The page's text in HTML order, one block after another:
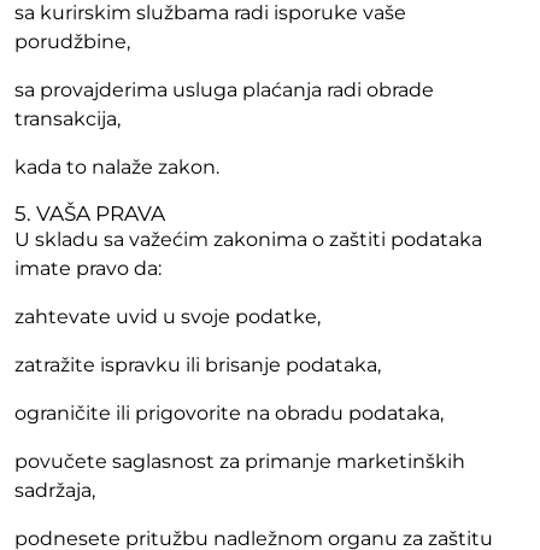
sa kurirskim službama radi isporuke vaše
porudžbine,
sa provajderima usluga plaćanja radi obrade
transakcija,
kada to nalaže zakon.
5. VAŠA PRAVA
U skladu sa važećim zakonima o zaštiti podataka
imate pravo da:
zahtevate uvid u svoje podatke,
zatražite ispravku ili brisanje podataka,
ograničite ili prigovorite na obradu podataka,
povučete saglasnost za primanje marketinških
sadržaja,
podnesete pritužbu nadležnom organu za zaštitu